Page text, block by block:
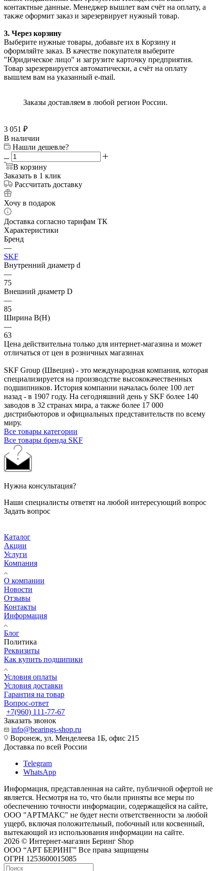
контактные данные. Менеджер вышлет вам счёт на оплату, а
также оформит заказ и зарезервирует нужный товар.
3. Через корзину
Выберите нужные товары, добавьте их в Корзину и
оформляйте заказ. В качестве покупателя выберите
"Юридическое лицо" и загрузите карточку предприятия.
Товар зарезервируется автоматически, а счёт на оплату
вышлем вам на указанный e-mail.
Заказы доставляем в любой регион России.
3 051 ₽
В наличии
Нашли дешевле?
В корзину
Заказать в 1 клик
Рассчитать доставку
Хочу в подарок
Доставка согласно тарифам ТК
Характеристики
Бренд
—
SKF
Внутренний диаметр d
—
75
Внешний диаметр D
—
85
Ширина B(H)
—
63
Цена действительна только для интернет-магазина и может
отличаться от цен в розничных магазинах
SKF Group (Швеция) - это международная компания, которая
специализируется на производстве высококачественных
подшипников. История компании началась более 100 лет
назад - в 1907 году. На сегодняшний день у SKF более 140
заводов в 32 странах мира, а также более 17 000
дистрибьюторов и официальных представительств по всему
миру.
Все товары категории
Все товары бренда SKF
Нужна консультация?
Наши специалисты ответят на любой интересующий вопрос
Задать вопрос
Каталог
Акции
Услуги
Компания
О компании
Новости
Отзывы
Контакты
Информация
Блог
Политика
Реквизиты
Как купить подшипики
Условия оплаты
Условия доставки
Гарантия на товар
Вопрос-ответ
+7(960) 111-77-67
Заказать звонок
info@bearings-shop.ru
Воронеж, ул. Менделеева 1Б, офис 215
Доставка по всей России
Telegram
WhatsApp
Информация, представленная на сайте, публичной офертой не
является. Несмотря на то, что были приняты все меры по
обеспечению точности информации, содержащейся на сайте,
ООО "АРТМАКС" не будет нести ответственности за любой
ущерб, включая положительный, побочный или косвенный,
вытекающий из использования информации на сайте.
2026 © Интернет-магазин Беринг Shop
ООО “АРТ БЕРИНГ” Все права защищены
ОГРН 1253600015085